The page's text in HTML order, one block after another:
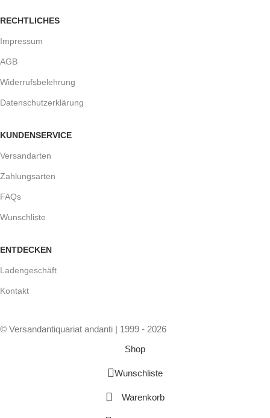
RECHTLICHES
Impressum
AGB
Widerrufsbelehrung
Datenschutzerklärung
KUNDENSERVICE
Versandarten
Zahlungsarten
FAQs
Wunschliste
ENTDECKEN
Ladengeschäft
Kontakt
© Versandantiquariat andanti | 1999 - 2026
Shop
Wunschliste
Warenkorb